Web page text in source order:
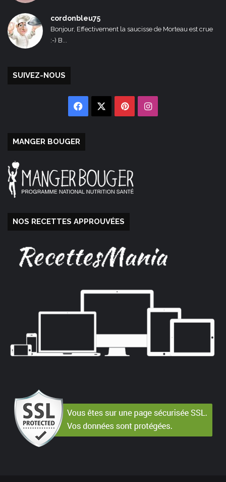
cordonbleu75
Bonjour, Effectivement la saucisse de Morteau est crue
:-) B...
SUIVEZ-NOUS
Facebook PinterestInstagram
MANGER BOUGER
NOS RECETTES APPROUVÉES